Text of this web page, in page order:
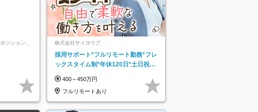
ジションマ
株式会社サイヨウブ
採用サポート*フルリモート勤務*フレ
ックスタイム制*年休120日*土日祝休
400～450万円
フルリモートあり